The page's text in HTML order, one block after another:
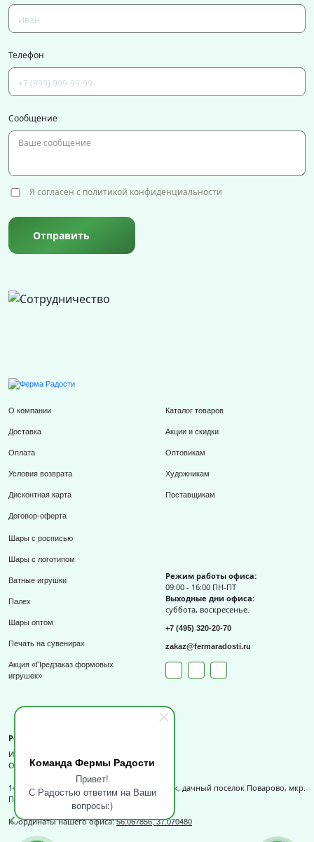
Команда Фермы Радости
Привет!
С Радостью ответим на Ваши
вопросы:)
Телефон
Сообщение
Я согласен с политикой конфиденциальности
Отправить
О компании
Доставка
Оплата
Условия возврата
Дисконтная карта
Договор-оферта
Каталог товаров
Акции и скидки
Оптовикам
Художникам
Поставщикам
Шары с росписью
Шары с логотипом
Ватные игрушки
Палех
Шары оптом
Печать на сувенирах
Акция «Предзаказ формовых
игрушек»
Режим работы офиса:
09:00 - 16:00 ПН-ПТ
Выходные дни офиса:
суббота, воскресенье.
+7 (495) 320-20-70
zakaz@fermaradosti.ru
Реквизиты
ИП Слизов Е.П.
ОГРНИП: 324508100709727,
141540, Московская обл., г.о. Солнечногорск, дачный поселок Поварово, мкр.
Поваровка, д.12, к.1.
Координаты нашего офиса:56.067856, 37.070480